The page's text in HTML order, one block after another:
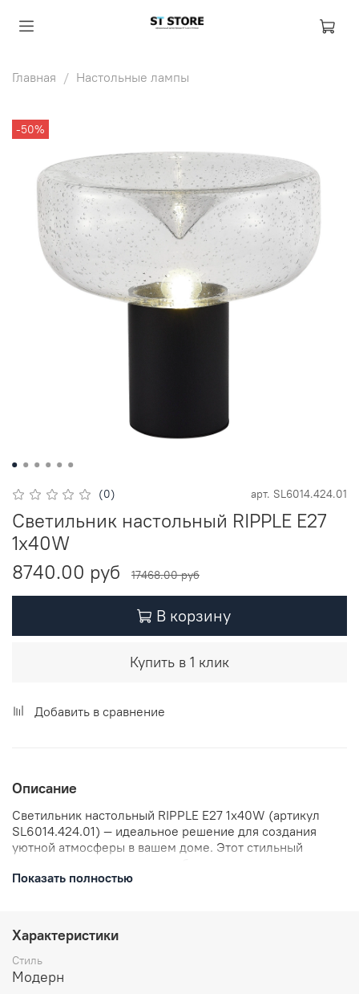
Главная Настольные лампы
-50%
(0) арт. SL6014.424.01
Светильник настольный RIPPLE E27
1х40W
8740.00 руб
17468.00 руб
В корзину
Купить в 1 клик
Добавить в сравнение
Описание
Светильник настольный RIPPLE E27 1х40W (артикул
SL6014.424.01) — идеальное решение для создания
уютной атмосферы в вашем доме. Этот стильный
обеспечивает комфортное освещение рабочего места.
станет не только функциональным элементом вашего
интерьера, но и его стильным дополнением.
Показать полностью
Характеристики
Стиль
Модерн